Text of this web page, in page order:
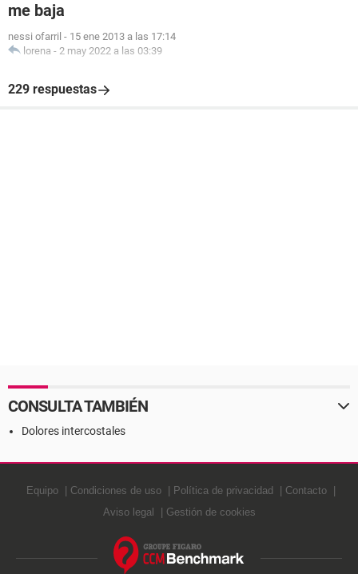
me baja
nessi ofarril - 15 ene 2013 a las 17:14
lorena - 2 may 2022 a las 03:39
229 respuestas
CONSULTA TAMBIÉN
Dolores intercostales
Equipo Condiciones de uso Política de privacidad
Contacto
Aviso legal
Gestión de cookies